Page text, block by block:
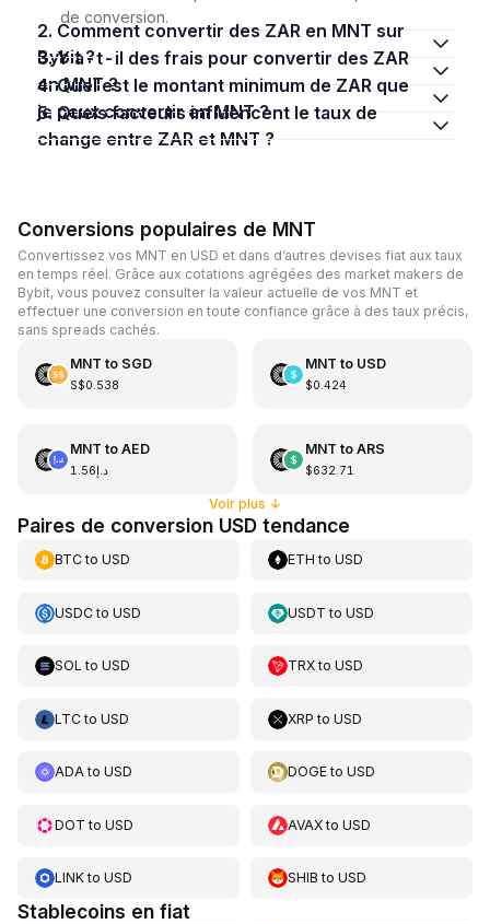
de conversion.
2. Comment convertir des ZAR en MNT sur
Bybit ?
3. Y a-t-il des frais pour convertir des ZAR
en MNT ?
4. Quel est le montant minimum de ZAR que
je peux convertir en MNT ?
5. Quels facteurs influencent le taux de
change entre ZAR et MNT ?
Conversions populaires de MNT
Convertissez vos MNT en USD et dans d’autres devises fiat aux taux
en temps réel. Grâce aux cotations agrégées des market makers de
Bybit, vous pouvez consulter la valeur actuelle de vos MNT et
effectuer une conversion en toute confiance grâce à des taux précis,
sans spreads cachés.
MNT to SGD
S$0.538
MNT to USD
$0.424
MNT to AED
د.إ1.56
MNT to ARS
$632.71
Voir plus ↓
Paires de conversion USD tendance
BTCto USD ETH toUSD
USDCto USD USDT toUSD
SOL to USD TRXtoUSD
LTCto USD XRP toUSD
ADAto USD DOGEtoUSD
DOT to USD AVAXtoUSD
LINKto USD SHIB toUSD
Stablecoins en fiat